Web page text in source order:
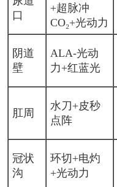
口
+超脉冲
CO₂+光动力
阴道
壁
ALA-光动
力+红蓝光
肛周
水刀+皮秒
点阵
冠状
沟
环切+电灼
+光动力